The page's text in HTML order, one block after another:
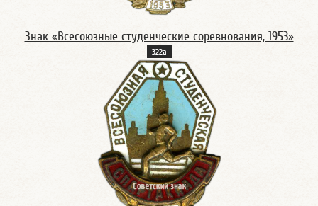
Знак «Всесоюзные студенческие соревнования, 1953»
322а